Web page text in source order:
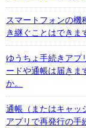
スマートフォンの機
き継ぐことはできま
ゆうちょ手続きアプ
ードや通帳は届きま
か。
通帳（またはキャッ
アプリで再発行の手